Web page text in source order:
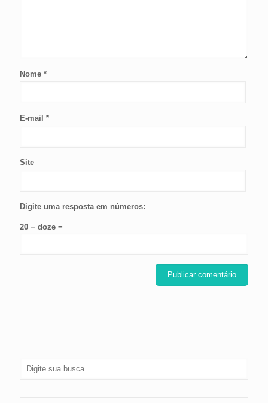
Nome *
E-mail *
Site
Digite uma resposta em números:
20 − doze =